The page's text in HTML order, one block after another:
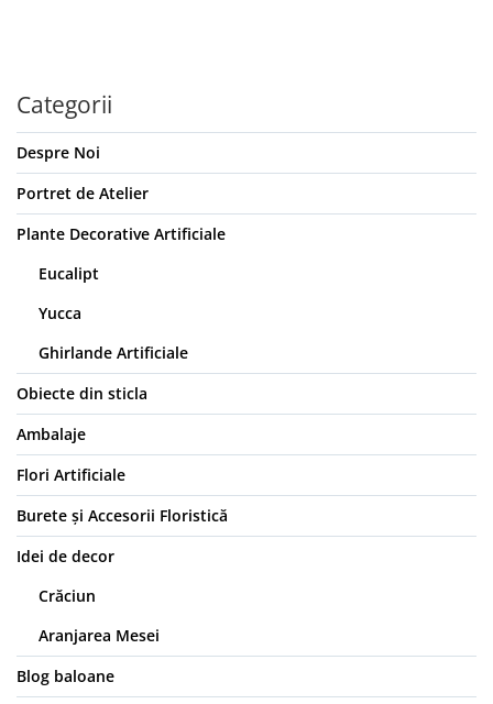
Categorii
Despre Noi
Portret de Atelier
Plante Decorative Artificiale
Eucalipt
Yucca
Ghirlande Artificiale
Obiecte din sticla
Ambalaje
Flori Artificiale
Burete și Accesorii Floristică
Idei de decor
Crăciun
Aranjarea Mesei
Blog baloane